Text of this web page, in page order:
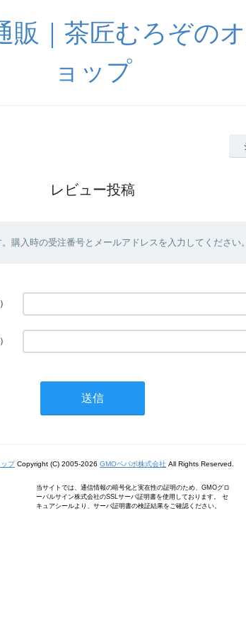
販｜茶匠むろぞの
ョップ
レビュー投稿
購入時の受注番号とメールアドレスを入力してください。
プCopyright (C) 2005-2026 GMOペパボ株式会社 All Rights Reserved.
当サイトでは、通信情報の暗号化と実在性の証明のため、GMOグロ
ーバルサイン株式会社のSSLサーバ証明書を使用しております。 セ
キュアシールより、サーバ証明書の検証結果をご確認ください。